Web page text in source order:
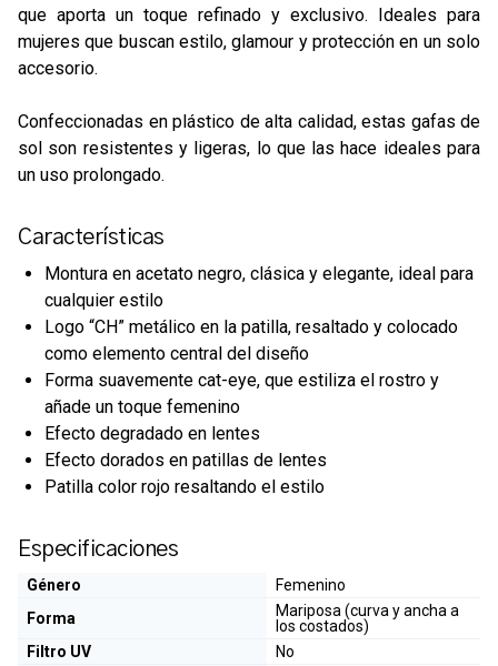
que aporta un toque refinado y exclusivo. Ideales para
mujeres que buscan estilo, glamour y protección en un solo
accesorio.
Confeccionadas en plástico de alta calidad, estas gafas de
sol son resistentes y ligeras, lo que las hace ideales para
un uso prolongado.
Características
Montura en acetato negro, clásica y elegante, ideal para
cualquier estilo
Logo “CH” metálico en la patilla, resaltado y colocado
como elemento central del diseño
Forma suavemente cat-eye, que estiliza el rostro y
añade un toque femenino
Efecto degradado en lentes
Efecto dorados en patillas de lentes
Patilla color rojo resaltando el estilo
Especificaciones
Género
Femenino
Forma
Mariposa (curva y ancha a
los costados)
Filtro UV
No